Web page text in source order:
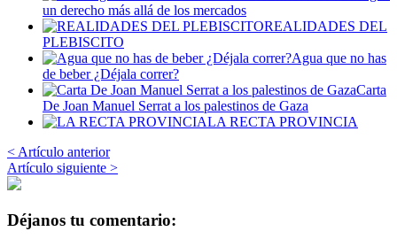
un derecho más allá de los mercados
REALIDADES DEL
PLEBISCITO
Agua que no has
de beber ¿Déjala correr?
Carta
De Joan Manuel Serrat a los palestinos de Gaza
LA RECTA PROVINCIA
< Artículo anterior
Artículo siguiente >
Déjanos tu comentario: